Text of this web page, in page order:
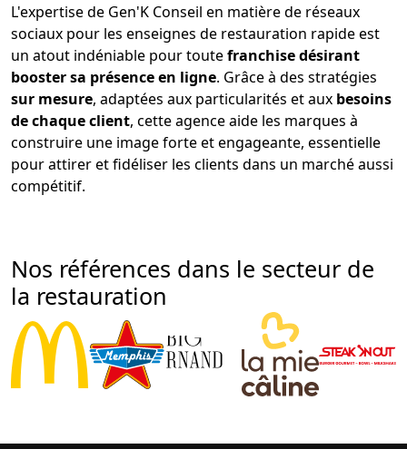
L'expertise de Gen'K Conseil en matière de réseaux
sociaux pour les enseignes de restauration rapide est
un atout indéniable pour toutefranchise désirant
booster sa présence en ligne. Grâce à des stratégies
sur mesure, adaptées aux particularités et aux besoins
de chaque client, cette agence aide les marques à
construire une image forte et engageante, essentielle
pour attirer et fidéliser les clients dans un marché aussi
compétitif.
Nos références dans le secteur de
la restauration